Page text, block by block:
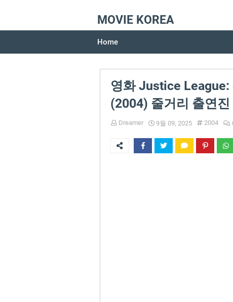
MOVIE KOREA
Home
영화 Justice
(2004) 줄거리 출연
Dreamer 9월 09, 2025 2004